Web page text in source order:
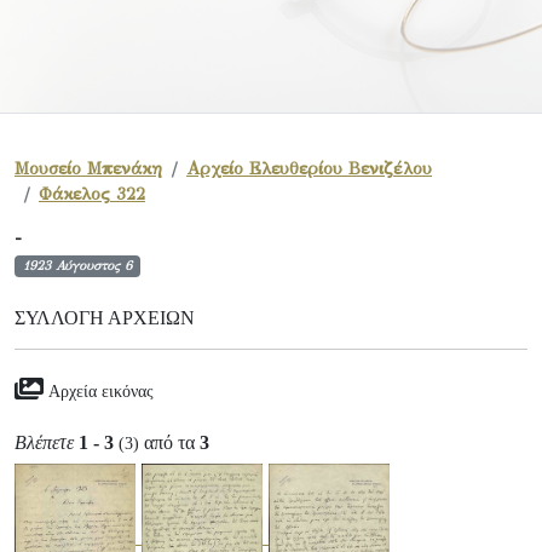
Μουσείο Μπενάκη
Αρχείο Ελευθερίου Βενιζέλου
Φάκελος 322
-
1923 Αύγουστος 6
ΣΥΛΛΟΓΉ ΑΡΧΕΊΩΝ
Αρχεία εικόνας
Βλέπετε 1 - 3 (3) από τα 3